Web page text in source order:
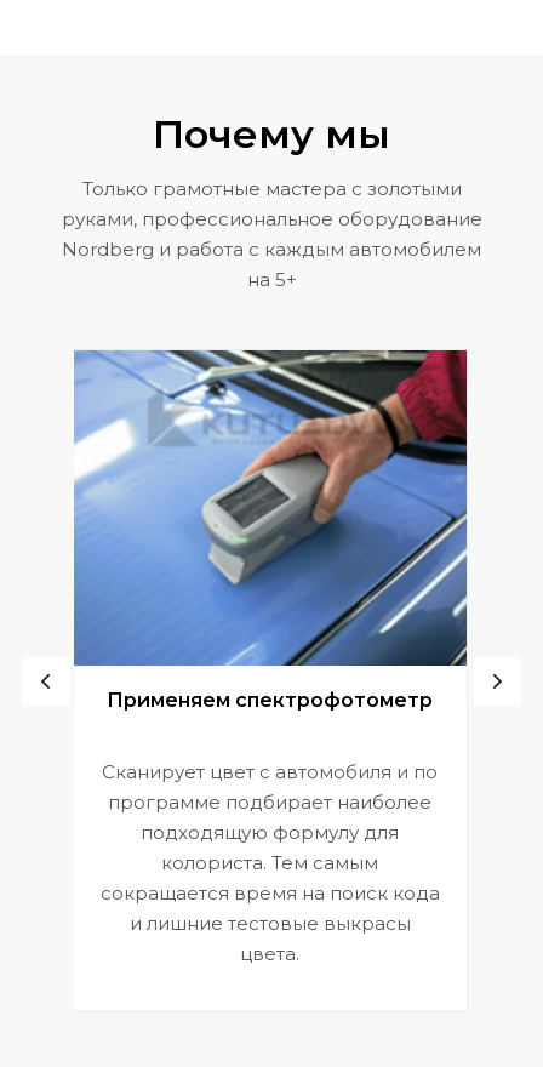
Почему мы
Только грамотные мастера с золотыми
руками, профессиональное оборудование
Nordberg и работа с каждым автомобилем
на 5+
Применяем спектрофотометр
Сканирует цвет с автомобиля и по
программе подбирает наиболее
подходящую формулу для
колориста. Тем самым
сокращается время на поиск кода
и лишние тестовые выкрасы
цвета.